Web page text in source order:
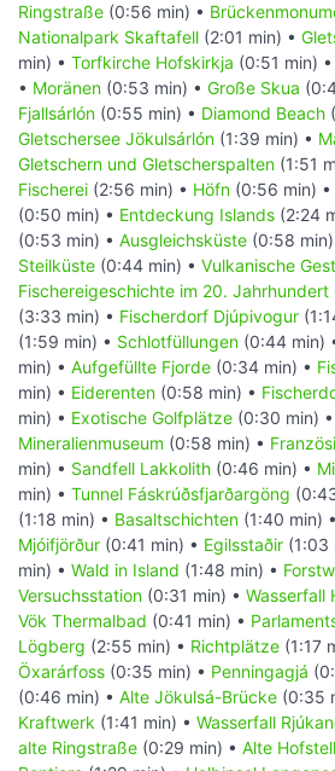
Ringstraße (0:56 min) •
Nationalpark Skaftafell (2:01 min) •
min) • Torfkirche Hofskirkja (0:51 min) •
• Moränen (0:53 min) • Große Skua
Fjallsárlón (0:55 min) • Diamond Beach
Gletschersee Jökulsárlón (1:39 min) •
Gletschern und Gletscherspalten (1:51
Fischerei (2:56 min) • Höfn (0:56 min) •
(0:50 min) • Entdeckung Islands (2:24
(0:53 min) • Ausgleichsküste (0:58 min)
Steilküste (0:44 min) • Vulkanische
Fischereigeschichte im 20.
(3:33 min) • Fischerdorf Djúpivogur
(1:59 min) • Schlotfüllungen (0:44 min)
min) • Aufgefüllte Fjorde (0:34 min) •
min) • Eiderenten (0:58 min) •
min) • Exotische Golfplätze (0:30 min) •
Mineralienmuseum (0:58 min) •
min) • Sandfell Lakkolith (0:46 min) •
min) • Tunnel Fáskrúðsfjarðargöng
(1:18 min) • Basaltschichten (1:40 min) •
Mjóifjörður (0:41 min) • Egilsstaðir (1:03
min) • Wald in Island (1:48 min) •
Versuchsstation (0:31 min) • Wasserfall
Vök Thermalbad (0:41 min) •
Lögberg (2:55 min) • Richtplätze (1:17
Öxarárfoss (0:35 min) • Penningagjá
(0:46 min) • Alte Jökulsá-Brücke (0:35
Kraftwerk (1:41 min) • Wasserfall
alte Ringstraße (0:29 min) • Alte